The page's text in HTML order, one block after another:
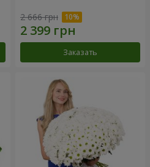
2 666 грн
Заказать